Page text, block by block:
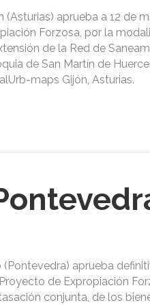
(Asturias) aprueba a 12 de
Forzosa, por la
de la Red de
de San Martín de
maps Gijón, Asturias.
(Pontevedra) aprueba
de Expropiación
conjunta, de los